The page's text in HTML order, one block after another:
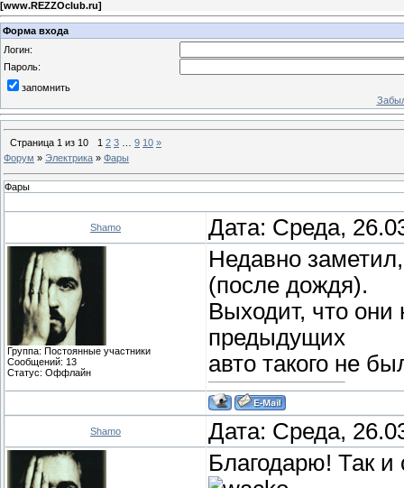
[www.REZZOclub.ru]
Форма входа
Логин:
Пароль:
запомнить
Страница 1 из 10 1 2 3 9 10 »
Форум » Электрика » Фары
Фары
Shamo Дата: Среда,
Группа: Постоянные участники
Сообщений: 13
Статус: Оффлайн
Недавно
(после дождя).
Выходит, что
предыдущих
авто такого не
Shamo Дата: Среда,
Благодарю! Так